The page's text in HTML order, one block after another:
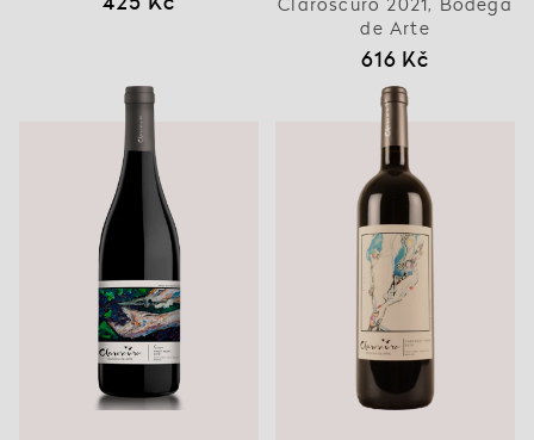
de Arte
616 Kč